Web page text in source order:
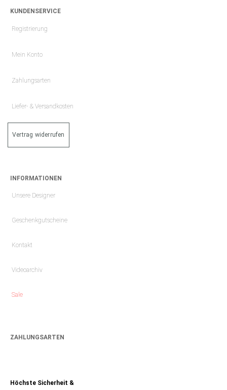
KUNDENSERVICE
Registrierung
Mein Konto
Zahlungsarten
Liefer- & Versandkosten
Vertrag widerrufen
INFORMATIONEN
Unsere Designer
Geschenkgutscheine
Kontakt
Videoarchiv
Sale
ZAHLUNGSARTEN
Höchste Sicherheit &